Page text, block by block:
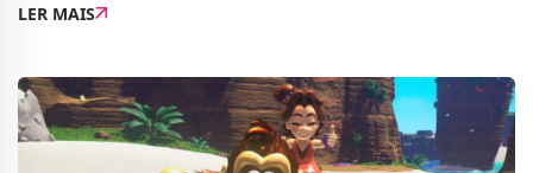
temáticas e ambientações variam. Apesar de
LER MAIS